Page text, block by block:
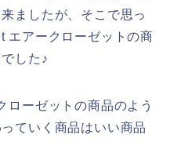
ましたが、そこで思っ
エアークローゼットの商
した♪
ーゼットの商品のよう
ていく商品はいい商品